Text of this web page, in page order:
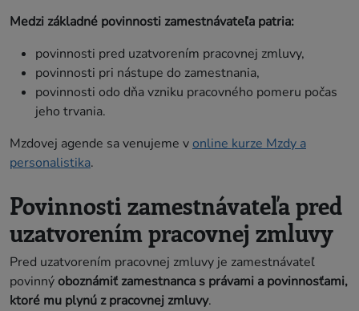
Medzi základné povinnosti zamestnávateľa patria:
povinnosti pred uzatvorením pracovnej zmluvy,
povinnosti pri nástupe do zamestnania,
povinnosti odo dňa vzniku pracovného pomeru počas
jeho trvania.
Mzdovej agende sa venujeme vonline kurze Mzdy a
personalistika.
Povinnosti zamestnávateľa pred
uzatvorením pracovnej zmluvy
Pred uzatvorením pracovnej zmluvy je zamestnávateľ
povinnýoboznámiť zamestnanca s právami a povinnosťami,
ktoré mu plynú z pracovnej zmluvy.